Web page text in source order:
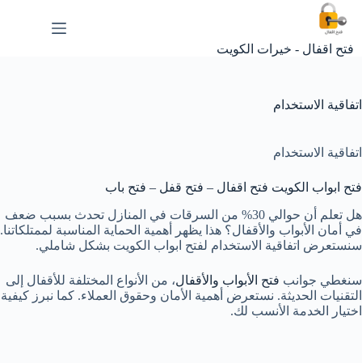
التجاوز
إلى
المحتوى
فتح اقفال - خيرات الكويت
اتفاقية الاستخدام
اتفاقية الاستخدام
فتح ابواب الكويت فتح اقفال – فتح قفل – فتح باب
هل تعلم أن حوالي 30% من السرقات في المنازل تحدث بسبب ضعف
في أمان الأبواب والأقفال؟ هذا يظهر أهمية الحماية المناسبة لممتلكاتنا.
سنستعرض اتفاقية الاستخدام لفتح ابواب الكويت بشكل شاملي.
سنغطي جوانب فتح الأبواب والأقفال، من الأنواع المختلفة للأقفال إلى
التقنيات الحديثة. نستعرض أهمية الأمان وحقوق العملاء. كما نبرز كيفية
اختيار الخدمة الأنسب لك.